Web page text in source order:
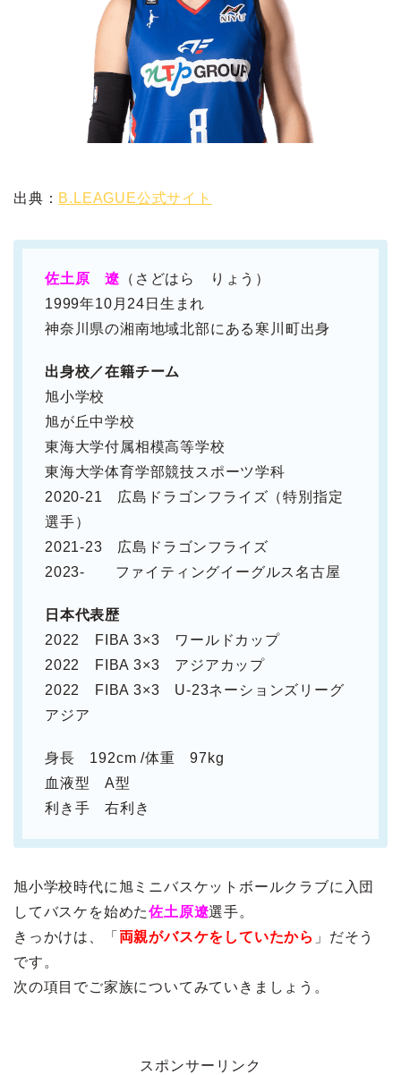
出典： B.LEAGUE公式サイト
佐土原 遼 （さどはら りょう）
1999年10月24日生まれ
神奈川県の湘南地域北部にある寒川町出身
出身校／在籍チーム
旭小学校
旭が丘中学校
東海大学付属相模高等学校
東海大学体育学部競技スポーツ学科
2020-21 広島ドラゴンフライズ（特別指定
選手）
2021-23 広島ドラゴンフライズ
2023- ファイティングイーグルス名古屋
日本代表歴
2022 FIBA 3×3 ワールドカップ
2022 FIBA 3×3 アジアカップ
2022 FIBA 3×3 U-23ネーションズリーグ
アジア
身長 192cm /体重 97kg
血液型 A型
利き手 右利き
旭小学校時代に旭ミニバスケットボールクラブに入団
してバスケを始めた佐土原遼選手。
きっかけは、「 両親がバスケをしていたから 」だそう
です。
次の項目でご家族についてみていきましょう。
スポンサーリンク